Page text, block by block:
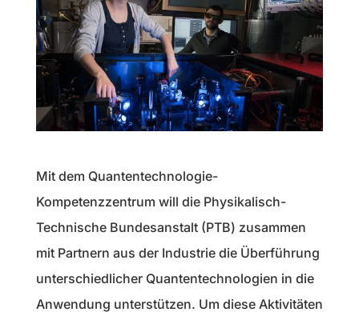
Mit dem Quantentechnologie-
Kompetenzzentrum will die Physikalisch-
Technische Bundesanstalt (PTB) zusammen
mit Partnern aus der Industrie die Überführung
unterschiedlicher Quantentechnologien in die
Anwendung unterstützen. Um diese Aktivitäten